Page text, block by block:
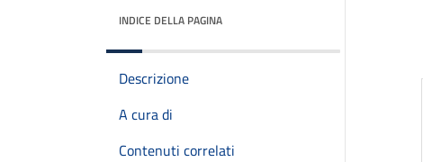
INDICE DELLA PAGINA
Descrizione
A cura di
Contenuti correlati